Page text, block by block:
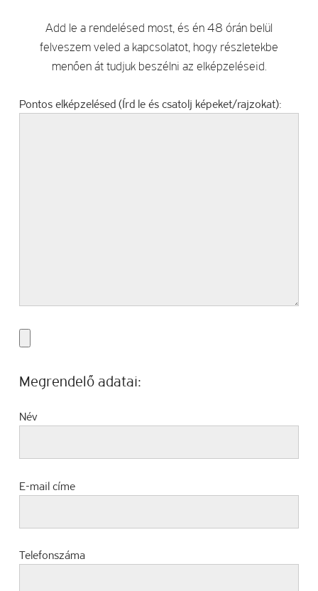
Add le a rendelésed most, és én 48 órán belül
felveszem veled a kapcsolatot, hogy részletekbe
menően át tudjuk beszélni az elképzeléseid.
Pontos elképzelésed (Írd le és csatolj képeket/rajzokat):
Megrendelő adatai:
Név
E-mail címe
Telefonszáma